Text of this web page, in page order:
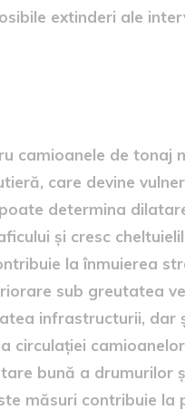
extinderi ale
camioanele de tonaj
care devine
determina
și cresc
la înmuierea
sub greutatea
infrastructurii, dar
circulației
bună a drumurilor
măsuri contribuie